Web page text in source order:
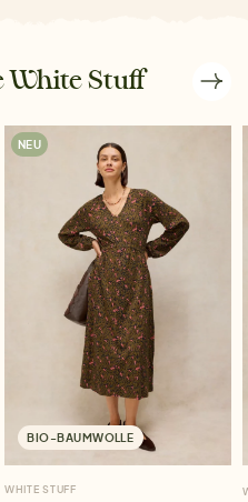
White Stuff
NEU
BIO-BAUMWOLLE
WHITE STUFF